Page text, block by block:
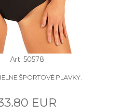
Art: 50578
ŠPORTOVÉ PLAVKY.
EUR